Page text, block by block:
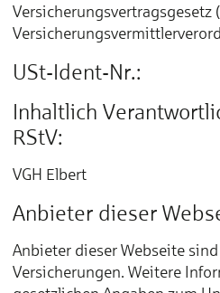
Versicherungsvertragsgesetz
USt-Ident-Nr.:
Inhaltlich
RStV:
VGH Elbert
Anbieter dieser
Anbieter dieser Webseite sind
Versicherungen. Weitere